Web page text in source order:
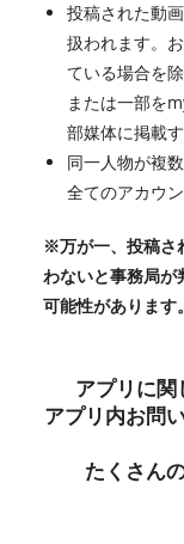
投稿された動
扱われます。
ている場合を
または一部を
部媒体に掲載
同一人物が複
全てのアカウ
※万が一、投稿さ
わないと事務局が
可能性があります。
アプリに関
アプリ内お問
たくさん